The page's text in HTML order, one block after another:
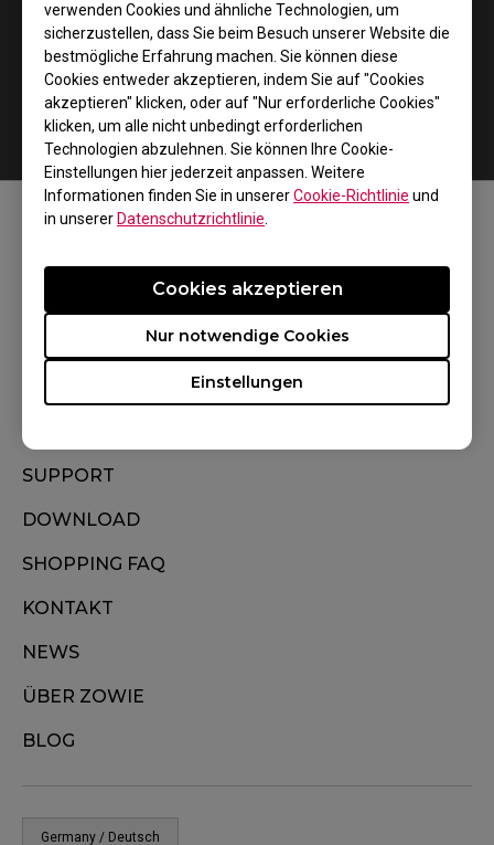
verwenden Cookies und ähnliche Technologien, um
sicherzustellen, dass Sie beim Besuch unserer Website die
bestmögliche Erfahrung machen. Sie können diese
Cookies entweder akzeptieren, indem Sie auf "Cookies
akzeptieren" klicken, oder auf "Nur erforderliche Cookies"
klicken, um alle nicht unbedingt erforderlichen
Technologien abzulehnen. Sie können Ihre Cookie-
Einstellungen hier jederzeit anpassen. Weitere
Informationen finden Sie in unsererCookie-Richtlinie und
in unserer Datenschutzrichtlinie
Einstellungen
Nur notwendige Cookies
Cookies akzeptieren
SUPPORT
DOWNLOAD
SHOPPING FAQ
KONTAKT
NEWS
ÜBER ZOWIE
BLOG
Germany / Deutsch